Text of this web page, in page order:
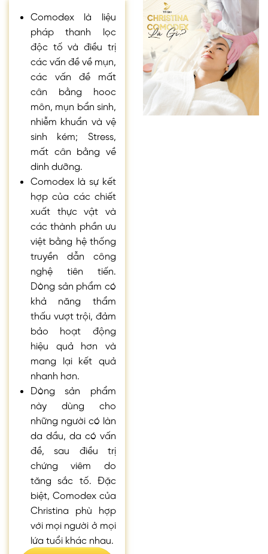
Comodex là liệu
pháp thanh lọc
độc tố và điều trị
các vấn đề về mụn,
các vấn đề mất
cân bằng hooc
môn, mụn bẩn sinh,
nhiễm khuẩn và vệ
sinh kém; Stress,
mất cân bằng về
dinh dưỡng.
Comodex là sự kết
hợp của các chiết
xuất thực vật và
các thành phần ưu
việt bằng hệ thống
truyền dẫn công
nghệ tiên tiến.
Dòng sản phẩm có
khả năng thẩm
thấu vượt trội, đảm
bảo hoạt động
hiệu quả hơn và
mang lại kết quả
nhanh hơn.
Dòng sản phẩm
này dùng cho
những người có làn
da dầu, da có vấn
đề, sau điều trị
chứng viêm do
tăng sắc tố. Đặc
biệt, Comodex của
Christina phù hợp
với mọi người ở mọi
lứa tuổi khác nhau.